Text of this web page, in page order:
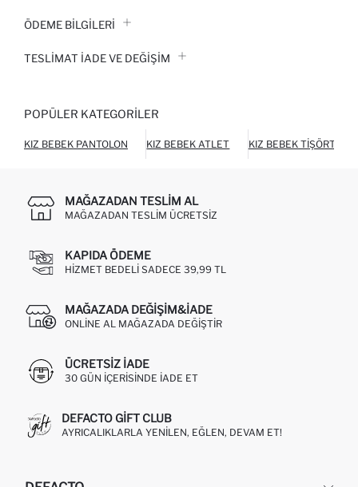
ÖDEME BİLGİLERİ
TESLIMAT İADE VE DEĞIŞIM
POPÜLER KATEGORILER
KIZ BEBEK PANTOLON KIZ BEBEK ATLET KIZ BEBEK TIŞÖRT
MAĞAZADAN TESLIM AL
MAĞAZADAN TESLIM ÜCRETSIZ
KAPIDA ÖDEME
HIZMET BEDELI SADECE 39,99 TL
MAĞAZADA DEĞIŞIM&İADE
ONLINE AL MAĞAZADA DEĞIŞTIR
ÜCRETSIZ IADE
30 GÜN IÇERISINDE IADE ET
DEFACTO GIFT CLUB
AYRICALIKLARLA YENILEN, EĞLEN, DEVAM ET!